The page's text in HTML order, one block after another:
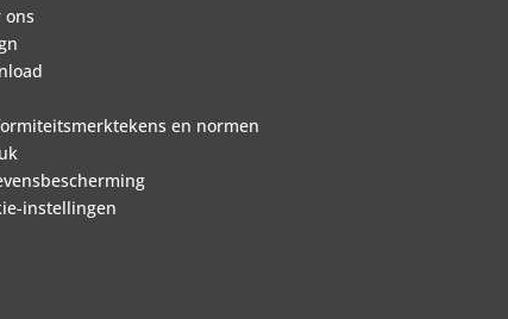
ons
en normen
instellingen